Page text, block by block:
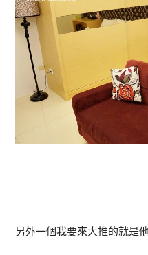
另外一個我要來大推的就是